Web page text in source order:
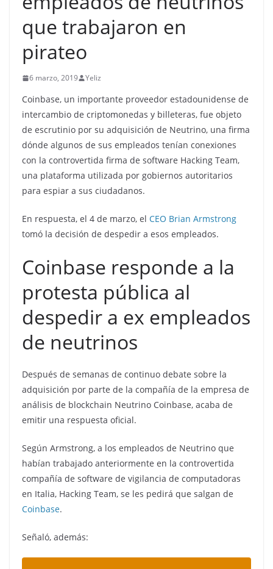
que trabajaron en
pirateo
6 marzo, 2019 Yeliz
Coinbase, un importante proveedor estadounidense de
intercambio de criptomonedas y billeteras, fue objeto
de escrutinio por su adquisición de Neutrino, una firma
dónde algunos de sus empleados tenían conexiones
con la controvertida firma de software Hacking Team,
una plataforma utilizada por gobiernos autoritarios
para espiar a sus ciudadanos.
En respuesta, el 4 de marzo, el CEO Brian Armstrong
tomó la decisión de despedir a esos empleados.
Coinbase responde a la
protesta pública al
despedir a ex empleados
de neutrinos
Después de semanas de continuo debate sobre la
adquisición por parte de la compañía de la empresa de
análisis de blockchain Neutrino Coinbase, acaba de
emitir una respuesta oficial.
Según Armstrong, a los empleados de Neutrino que
habían trabajado anteriormente en la controvertida
compañía de software de vigilancia de computadoras
en Italia, Hacking Team, se les pedirá que salgan de
Coinbase.
Señaló, además: